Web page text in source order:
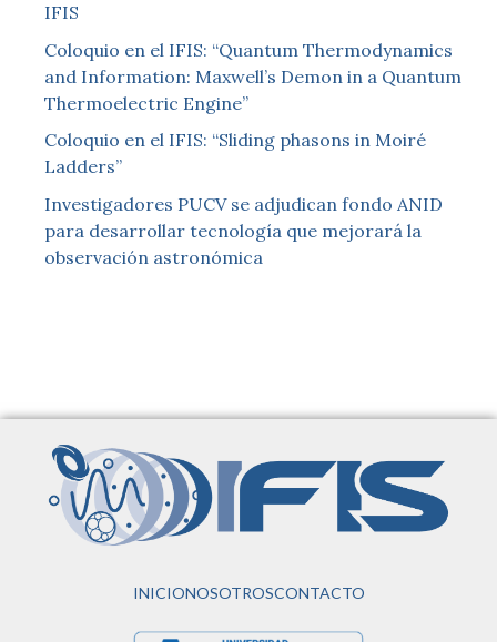
IFIS
Coloquio en el IFIS: “Quantum Thermodynamics
and Information: Maxwell’s Demon in a Quantum
Thermoelectric Engine”
Coloquio en el IFIS: “Sliding phasons in Moiré
Ladders”
Investigadores PUCV se adjudican fondo ANID
para desarrollar tecnología que mejorará la
observación astronómica
INICIONOSOTROSCONTACTO